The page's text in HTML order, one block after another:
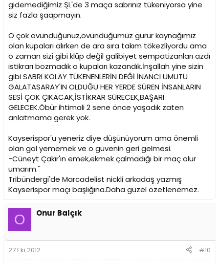
gidemediğimiz ŞL'de 3 maça sabrınız tükeniyorsa yine
siz fazla şaapmayın.
O çok övündüğünüz,övündüğümüz gurur kaynağımız
olan kupaları alırken de ara sıra takım tökezliyordu ama
o zaman sizi gibi klüp değil galibiyet sempatizanları azdı
istikrarı bozmadık o kupaları kazandık.İnşallah yine sizin
gibi SABRI KOLAY TÜKENENLERİN DEĞİ İNANCI UMUTU
GALATASARAY'IN OLDUĞU HER YERDE SÜREN İNSANLARIN
SESİ ÇOK ÇIKACAK,İSTİKRAR SÜRECEK,BAŞARI
GELECEK.Öbür ihtimali 2 sene önce yaşadık zaten
anlatmama gerek yok.
Kayserispor'u yeneriz diye düşünüyorum ama önemli
olan gol yememek ve o güvenin geri gelmesi.
-Cüneyt Çakır'ın emek,ekmek çalmadığı bir maç olur
umarım.''
Tribündergi'de Marcadelist nickli arkadaş yazmış
Kayserispor maçı başlığına.Daha güzel özetlenemez.
O Onur Balçık
27 Eki 2012 #10